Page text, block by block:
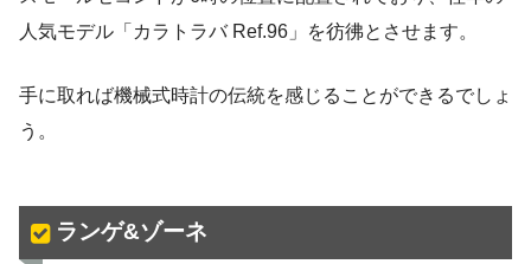
人気モデル「カラトラバ Ref.96」を彷彿とさせます。
手に取れば機械式時計の伝統を感じることができるでしょ
う。
ランゲ&ゾーネ